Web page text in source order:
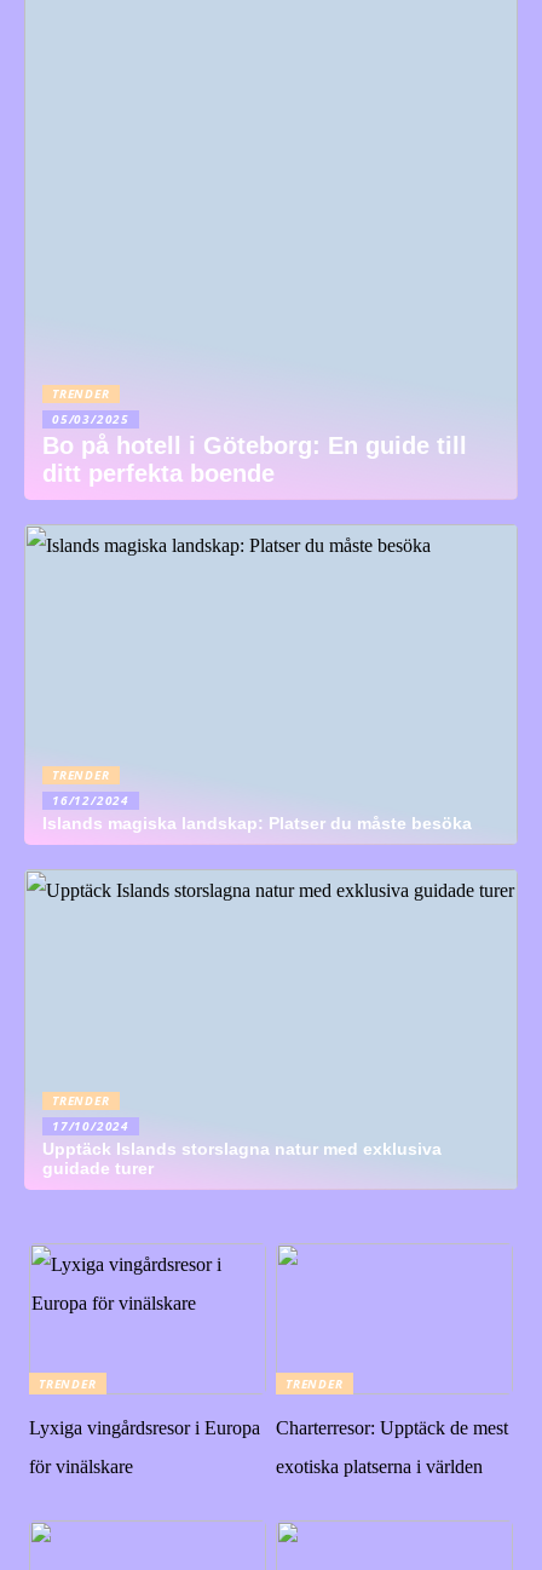
TRENDER
05/03/2025
Bo på hotell i Göteborg: En guide till
ditt perfekta boende
TRENDER
16/12/2024
Islands magiska landskap: Platser du måste besöka
TRENDER
17/10/2024
Upptäck Islands storslagna natur med exklusiva
guidade turer
TRENDER
Lyxiga vingårdsresor i Europa
för vinälskare
TRENDER
Charterresor: Upptäck de mest
exotiska platserna i världen